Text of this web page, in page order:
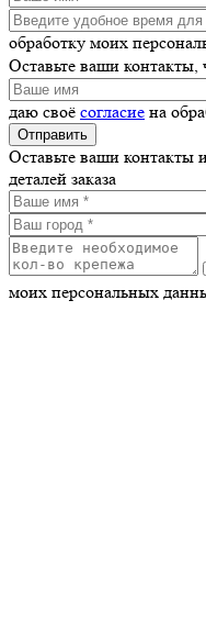
обработку моих
Оставьте ваши контакты,
даю своё согласие на
Оставьте ваши контакты
деталей заказа
моих персональных